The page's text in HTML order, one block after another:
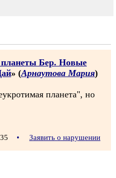
Бер. Новые
» (Арнаутова Мария)
планета", но
• Заявить о нарушении